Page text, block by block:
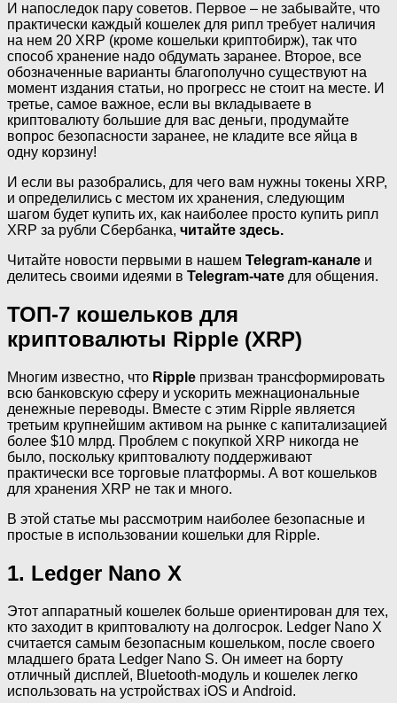
И напоследок пару советов. Первое – не забывайте, что
практически каждый кошелек для рипл требует наличия
на нем 20 XRP (кроме кошельки криптобирж), так что
способ хранение надо обдумать заранее. Второе, все
обозначенные варианты благополучно существуют на
момент издания статьи, но прогресс не стоит на месте. И
третье, самое важное, если вы вкладываете в
криптовалюту большие для вас деньги, продумайте
вопрос безопасности заранее, не кладите все яйца в
одну корзину!
И если вы разобрались, для чего вам нужны токены XRP,
и определились с местом их хранения, следующим
шагом будет купить их, как наиболее просто купить рипл
XRP за рубли Сбербанка, читайте здесь.
Читайте новости первыми в нашем Telegram-канале и
делитесь своими идеями в Telegram-чате для общения.
ТОП-7 кошельков для
криптовалюты Ripple (XRP)
Многим известно, что Ripple призван трансформировать
всю банковскую сферу и ускорить межнациональные
денежные переводы. Вместе с этим Ripple является
третьим крупнейшим активом на рынке с капитализацией
более $10 млрд. Проблем с покупкой XRP никогда не
было, поскольку криптовалюту поддерживают
практически все торговые платформы. А вот кошельков
для хранения XRP не так и много.
В этой статье мы рассмотрим наиболее безопасные и
простые в использовании кошельки для Ripple.
1. Ledger Nano X
Этот аппаратный кошелек больше ориентирован для тех,
кто заходит в криптовалюту на долгосрок. Ledger Nano X
считается самым безопасным кошельком, после своего
младшего брата Ledger Nano S. Он имеет на борту
отличный дисплей, Bluetooth-модуль и кошелек легко
использовать на устройствах iOS и Android.